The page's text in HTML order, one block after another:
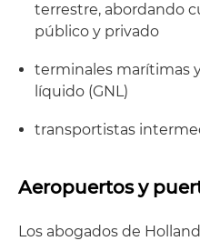
terrestre, abordando
público y privado
terminales marítimas
líquido (GNL)
transportistas
Aeropuertos y
Los abogados de